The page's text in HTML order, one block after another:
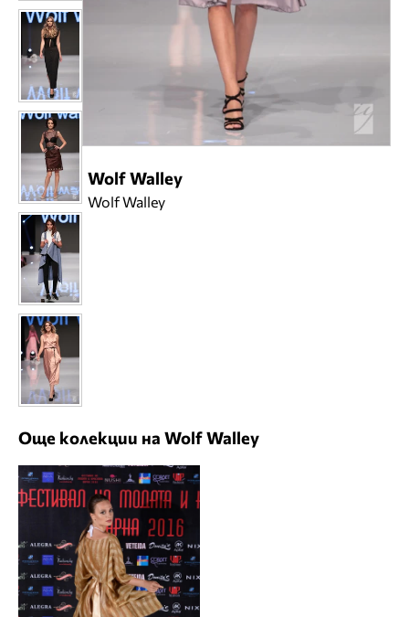
Wolf Walley
Wolf Walley
Още колекции на Wolf Walley